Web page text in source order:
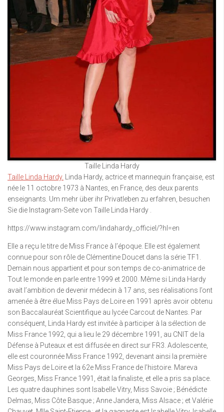
Taille Linda Hardy
Taille Linda Hardy.
Linda Hardy, actrice et mannequin française, est
née le 11 octobre 1973 à Nantes, en France, des deux parents
enseignants. Um mehr über ihr Privatleben zu erfahren, besuchen
Sie die Instagram-Seite von Taille Linda Hardy .
https://www.instagram.com/lindahardy_officiel/?hl=en
Elle a reçu le titre de Miss France à l’époque. Elle est également
connue pour son rôle de Clémentine Doucet dans la série TF1.
Demain nous appartient et pour son temps de co-animatrice de
Tout le monde en parle entre 1999 et 2000. Même si Linda Hardy
avait l’ambition de devenir médecin à 17 ans, ses réalisations l’ont
amenée à être élue Miss Pays de Loire en 1991 après avoir obtenu
son Baccalauréat Scientifique au lycée Carcout de Nantes. Par
conséquent, Linda Hardy est invitée à participer à la sélection de
Miss France 1992, qui a lieu le 29 décembre 1991, au CNIT de la
Défense à Puteaux et est diffusée en direct sur FR3. Adolescente,
elle est couronnée Miss France 1992, devenant ainsi la première
Miss Pays de Loire et la 62e Miss France de l’histoire. Mareva
Georges, Miss France 1991, était la finaliste, et elle a pris sa place.
Les quatre dauphines sont Isabelle Vitry, Miss Savoie ; Bénédicte
Delmas, Miss Côte Basque ; Anne Jandera, Miss Alsace ; et Valérie